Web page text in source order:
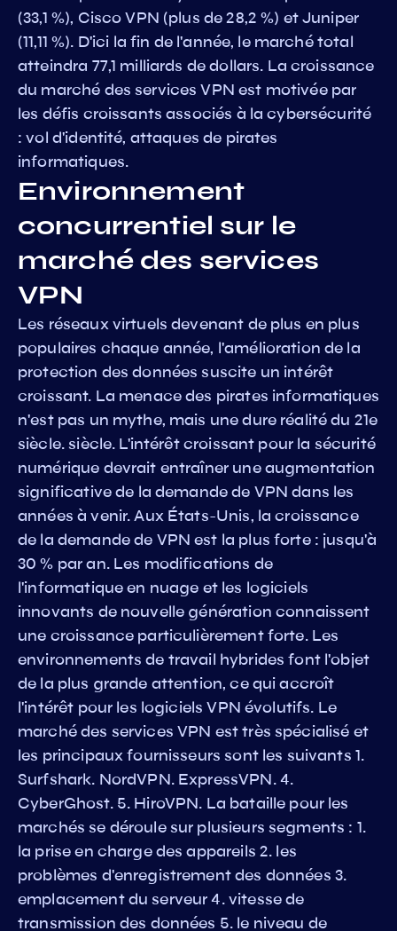
(33,1 %), Cisco VPN (plus de 28,2 %) et Juniper
(11,11 %). D'ici la fin de l'année, le marché total
atteindra 77,1 milliards de dollars. La croissance
du marché des services VPN est motivée par
les défis croissants associés à la cybersécurité
: vol d'identité, attaques de pirates
informatiques.
Environnement
concurrentiel sur le
marché des services
VPN
Les réseaux virtuels devenant de plus en plus
populaires chaque année, l'amélioration de la
protection des données suscite un intérêt
croissant. La menace des pirates informatiques
n'est pas un mythe, mais une dure réalité du 21e
siècle. siècle. L'intérêt croissant pour la sécurité
numérique devrait entraîner une augmentation
significative de la demande de VPN dans les
années à venir. Aux États-Unis, la croissance
de la demande de VPN est la plus forte : jusqu'à
30 % par an. Les modifications de
l'informatique en nuage et les logiciels
innovants de nouvelle génération connaissent
une croissance particulièrement forte. Les
environnements de travail hybrides font l'objet
de la plus grande attention, ce qui accroît
l'intérêt pour les logiciels VPN évolutifs. Le
marché des services VPN est très spécialisé et
les principaux fournisseurs sont les suivants 1.
Surfshark. NordVPN. ExpressVPN. 4.
CyberGhost. 5. HiroVPN. La bataille pour les
marchés se déroule sur plusieurs segments : 1.
la prise en charge des appareils 2. les
problèmes d'enregistrement des données 3.
emplacement du serveur 4. vitesse de
transmission des données 5. le niveau de